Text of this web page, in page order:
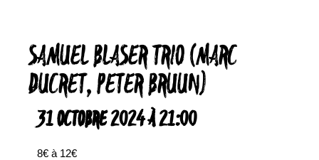
SAMUEL BLASER TRIO (MARC
DUCRET, PETER BRUUN)
31 OCTOBRE 2024 À 21:00
8€ à 12€